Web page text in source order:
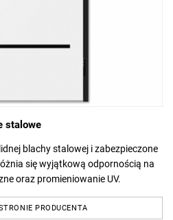
stalowe
blachy stalowej i zabezpieczone
się wyjątkową odpornością na
oraz promieniowanie UV.
PRODUCENTA